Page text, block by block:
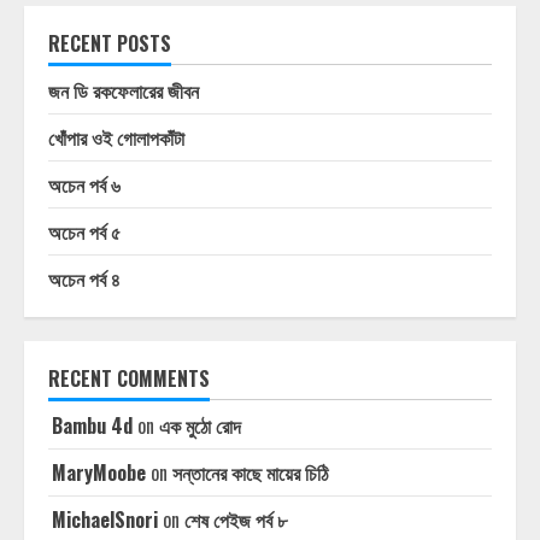
RECENT POSTS
জন ডি রকফেলারের জীবন
খোঁপার ওই গোলাপকাঁটা
অচেন পর্ব ৬
অচেন পর্ব ৫
অচেন পর্ব ৪
RECENT COMMENTS
Bambu 4d on এক মুঠো রোদ
MaryMoobe on সন্তানের কাছে মায়ের চিঠি
MichaelSnori on শেষ পেইজ পর্ব ৮